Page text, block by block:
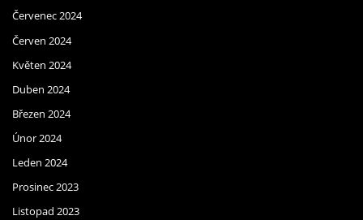
Červenec 2024
Červen 2024
Květen 2024
Duben 2024
Březen 2024
Únor 2024
Leden 2024
Prosinec 2023
Listopad 2023